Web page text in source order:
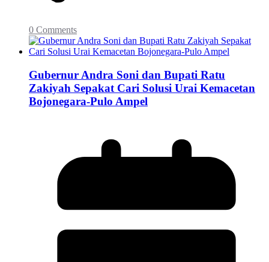
0 Comments
Gubernur Andra Soni dan Bupati Ratu
Zakiyah Sepakat Cari Solusi Urai Kemacetan
Bojonegara-Pulo Ampel